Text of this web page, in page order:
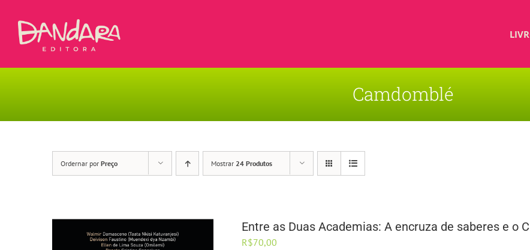
Camdomblé
Ordernar por Preço Mostrar 24 Produtos
Entre as Duas Academias: A encruza de saberes e o
R$70,00